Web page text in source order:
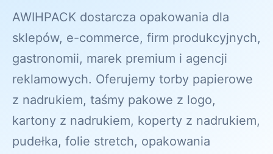
AWIHPACK dostarcza opakowania dla
sklepów, e-commerce, firm produkcyjnych,
gastronomii, marek premium i agencji
reklamowych. Oferujemy torby papierowe
z nadrukiem, taśmy pakowe z logo,
kartony z nadrukiem, koperty z nadrukiem,
pudełka, folie stretch, opakowania